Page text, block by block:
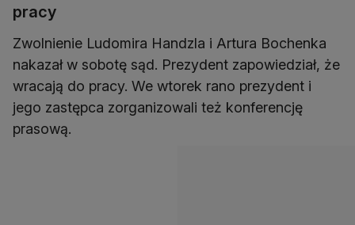
pracy
Zwolnienie Ludomira Handzla i Artura Bochenka
nakazał w sobotę sąd. Prezydent zapowiedział, że
wracają do pracy. We wtorek rano prezydent i
jego zastępca zorganizowali też konferencję
prasową.